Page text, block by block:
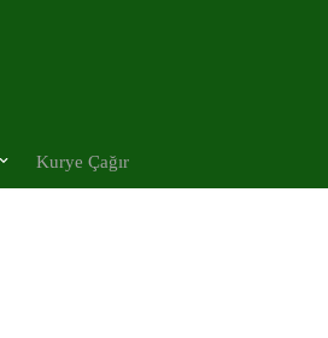
Kurye Çağır